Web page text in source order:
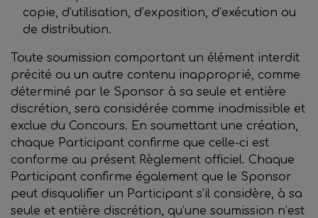
copie, d’utilisation, d’exposition, d’exécution ou
de distribution.
Toute soumission comportant un élément interdit
précité ou un autre contenu inapproprié, comme
déterminé par le Sponsor à sa seule et entière
discrétion, sera considérée comme inadmissible et
exclue du Concours. En soumettant une création,
chaque Participant confirme que celle-ci est
conforme au présent Règlement officiel. Chaque
Participant confirme également que le Sponsor
peut disqualifier un Participant s’il considère, à sa
seule et entière discrétion, qu’une soumission n’est